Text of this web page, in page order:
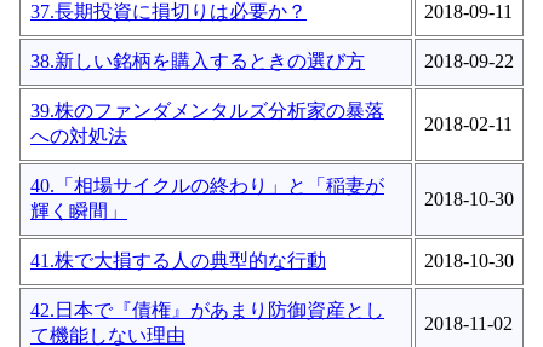
37.長期投資に損切りは必要か？ 2018-09-11
38.新しい銘柄を購入するときの選び方 2018-09-22
39.株のファンダメンタルズ分析家の暴落
への対処法
2018-02-11
40.「相場サイクルの終わり」と「稲妻が
輝く瞬間」
2018-10-30
41.株で大損する人の典型的な行動 2018-10-30
42.日本で『債権』があまり防御資産とし
て機能しない理由
2018-11-02